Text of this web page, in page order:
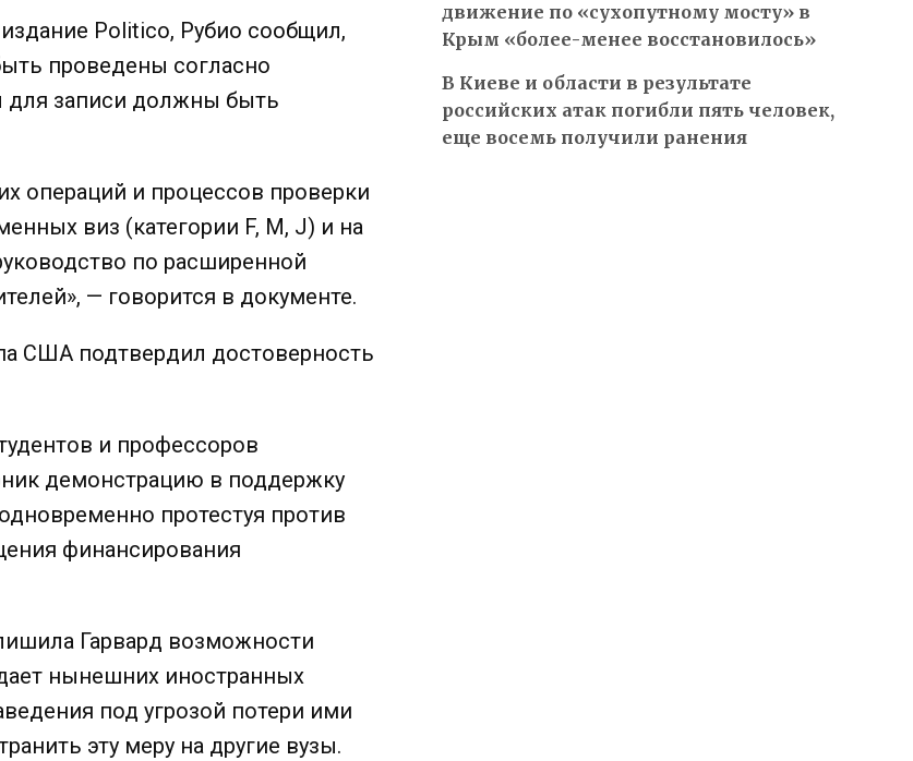
Politico, Рубио сообщил,
проведены согласно
записи должны быть
операций и процессов проверки
виз (категории F, M, J) и на
по расширенной
— говорится в документе.
США подтвердил достоверность
и профессоров
демонстрацию в поддержку
протестуя против
финансирования
Гарвард возможности
нынешних иностранных
под угрозой потери ими
эту меру на другие вузы.
движение по «сухопутному мосту» в
Крым «более-менее восстановилось»
В Киеве и области в результате
российских атак погибли пять человек,
еще восемь получили ранения